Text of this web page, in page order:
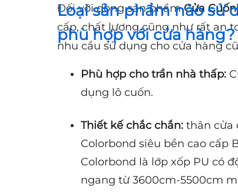
Loại sản phẩm nào sử
phù hợp với cửa hàng?
Đối với dòng sản phẩmCửa
cấp, chất lượng cũng như rất an
nhu cầu sử dụng cho cửa hàng
Phù hợp cho trần nhà thấp:
dụng lô cuốn.
Thiết kế chắc chắn: thân cửa
Colorbond siêu bền cao cấp
Colorbond là lớp xốp PU có
ngang từ 3600cm-5500cm